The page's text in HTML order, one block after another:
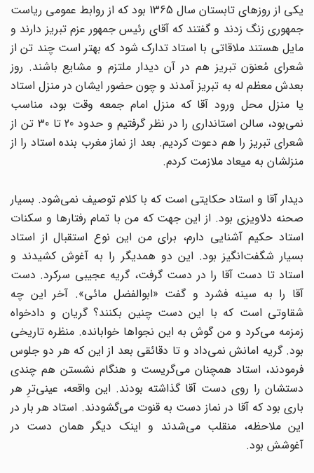
یکی از روزهای تابستان سال 1365 بود که از روابط عمومی ریاست
جمهوری زنگ زدند و گفتند که آقای رئیس جمهور عزم تبریز دارند و
مایل هستند ملاقاتی با استاد تدارک شود که بهتر است چند تن از
شعرای مُعنوَن تبریز هم در آن دیدار ملتزم و مشایع باشند. روز
بعدش معظم له به تبریز آمدند و چون حضور ایشان در منزل استاد
یا منزل محل ورود آقا که منزل امام جمعه وقت بود، مناسب
نمی‌بود، سالن استانداری را در نظر گرفتیم و حدود 20 تا 30 تن از
شعرای تبریز را هم دعوت کردیم. بعد از نماز مغرب بنده استاد را از
منزلشان به میعاد ملازمت کردم.
دیدار آقا و استاد حکایتی است که با کلام توصیف نمی‌شود. بسیار
صحنه دلاویزی بود. از این جهت که من با تمام رفتارها و سکنات
استاد حکیم آشنایی دارم، برای من این نوع استقبال از استاد
بسیار شگفت‌انگیز بود. این دو همدیگر را به آغوش کشیدند و
استاد تا دست آقا را در دست گرفت، گریه عجیبی سرکرد. دست
آقا را به سینه فشرد و گفت «ابوالفضل مائی». آخر این چه
شقاوتی است که با این دست چنین بکنند؟ گریان و دادخواه
زمزمه می‌کرد و من گوش به این نجواها خوابانده. منظره تاریخی
بود. گریه امانش نمی‌داد و تا دقائقی بعد از این که هر دو جلوس
فرمودند، استاد همچنان می‌گریست و هنگام نشستن هم چندی
دستشان را روی دست آقا گذاشته بودند. این واقعه، عینی‌ترِ هر
باری بود که آقا در نماز دست به قنوت می‌گشودند. استاد هر بار در
این ملاحظه، منقلب می‌شدند و اینک دیگر همان دست در
آغوشش بود.